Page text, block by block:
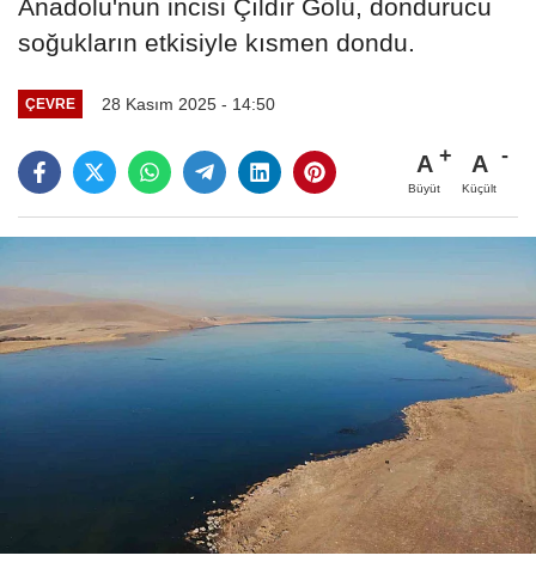
Anadolu'nun incisi Çıldır Gölü, dondurucu
soğukların etkisiyle kısmen dondu.
ÇEVRE 28 Kasım 2025 - 14:50
A
Büyüt
A
Küçült